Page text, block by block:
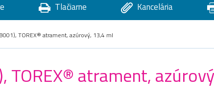
Tlačiarne Kancelária
TOREX® atrament, azúrový, 13,4 ml
TOREX® atrament,